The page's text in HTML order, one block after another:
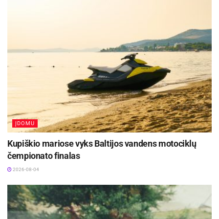
ir vibracija“. „IOS“ operacinėje sistemoje ši skiltis
yra įvardijama, kaip „Sounds & Haptics“.
Tie, kas nori dar labiau sumažinti pranešimų
gausą, nuėję į skiltį „Pranešimai“ gali pasirinkti
tik tas programėlės iš kurių pranešimus nori
gauti, o kitus tiesiog išjungti.
Patarimas 3. Baterijos režimo aktyvavimas
Jeigu nenorite arba neturite laiko klaidžioti po
išmaniojo telefono nustatymus, būtinąsias
atlikti ir pats prietaisas. Aktyvaus baterijos
taupymo režimas pats automatiškai sumažins
ĮDOMU
Kupiškio mariose vyks Baltijos vandens motociklų
čempionato finalas
2026-08-04